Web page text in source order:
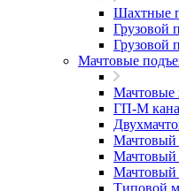
Шахтные
Грузовой
Грузовой
Мачтовые
Мачтовые
ГП-М
Мачтовый
Мачтовый
Мачтовый
Типовой